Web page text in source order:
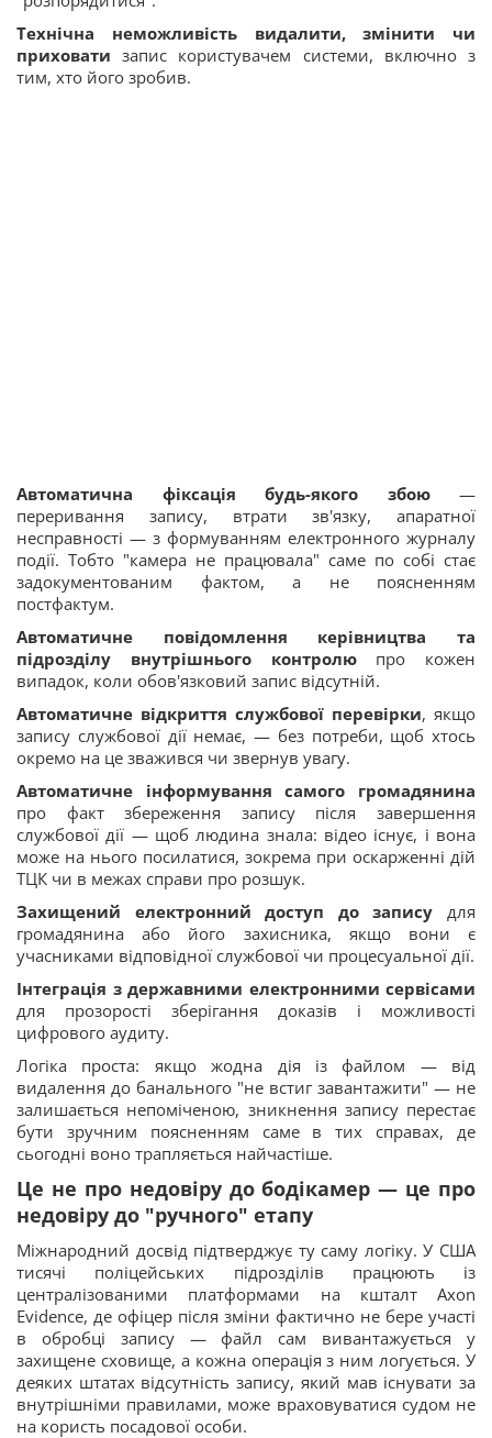
Технічна неможливість видалити, змінити чи
приховати запис користувачем системи, включно з
тим, хто його зробив.
Автоматична фіксація будь-якого збою—
переривання запису, втрати зв'язку, апаратної
несправності — з формуванням електронного журналу
події. Тобто "камера не працювала" саме по собі стає
задокументованим фактом, а не поясненням
постфактум.
Автоматичне повідомлення керівництва та
підрозділу внутрішнього контролюпро кожен
випадок, коли обов'язковий запис відсутній.
Автоматичне відкриття службової перевірки, якщо
запису службової дії немає, — без потреби, щоб хтось
окремо на це зважився чи звернув увагу.
Автоматичне інформування самого громадянина
про факт збереження запису після завершення
службової дії — щоб людина знала: відео існує, і вона
може на нього посилатися, зокрема при оскарженні дій
ТЦК чи в межах справи про розшук.
Захищений електронний доступ до запису для
громадянина або його захисника, якщо вони є
учасниками відповідної службової чи процесуальної дії.
Інтеграція з державними електронними сервісами
для прозорості зберігання доказів і можливості
цифрового аудиту.
Логіка проста: якщо жодна дія із файлом — від
видалення до банального "не встиг завантажити" — не
залишається непоміченою, зникнення запису перестає
бути зручним поясненням саме в тих справах, де
сьогодні воно трапляється найчастіше.
Це не про недовіру до бодікамер — це про
недовіру до "ручного" етапу
Міжнародний досвід підтверджує ту саму логіку. У США
тисячі поліцейських підрозділів працюють із
централізованими платформами на кшталт Axon
Evidence, де офіцер після зміни фактично не бере участі
в обробці запису — файл сам вивантажується у
захищене сховище, а кожна операція з ним логується. У
деяких штатах відсутність запису, який мав існувати за
внутрішніми правилами, може враховуватися судом не
на користь посадової особи.